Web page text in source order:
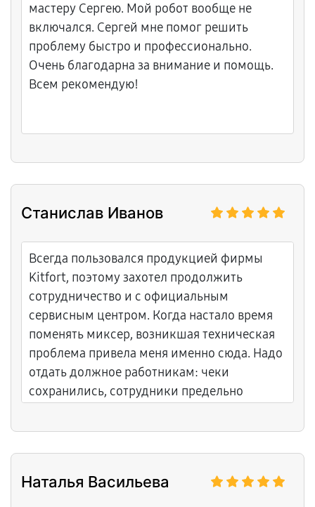
справедливая, гарантия дана в письменном
виде. Отпариватель теперь выдаёт пар
мощно и без перебоев. Обязательно
рекомендую этот сервисный центр!
мастеру Сергею. Мой робот вообще не
включался. Сергей мне помог решить
проблему быстро и профессионально.
Очень благодарна за внимание и помощь.
Всем рекомендую!
Станислав Иванов
Всегда пользовался продукцией фирмы
Kitfort, поэтому захотел продолжить
сотрудничество и с официальным
сервисным центром. Когда настало время
поменять миксер, возникшая техническая
проблема привела меня именно сюда. Надо
отдать должное работникам: чеки
сохранились, сотрудники предельно
уровня сложности. Отличный сервис и
Наталья Васильева